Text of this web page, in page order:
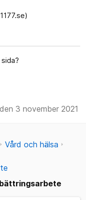
3 november 2021
Vård och hälsa